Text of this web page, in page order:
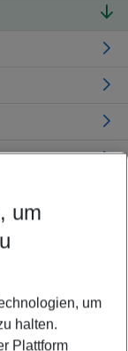
um
um
halten.
Plattform